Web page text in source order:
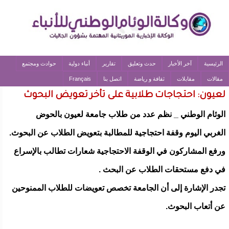
الرئيسية آخر الأخبار حدث وتعليق تقارير أنباء دولية حوادث ومجتمع
مقالات مقابلات ثقافة و رياضة اتصل بنا Français
لعيون: احتجاجات طلابية على تأخر تعويض البحوث
الوئام الوطني _ نظم عدد من طلاب جامعة لعيون بالحوض
الغربي اليوم وقفة احتجاجية للمطالبة بتعويض الطلاب عن البحوث.
ورفع المشاركون في الوقفة الاحتجاجية شعارات تطالب بالإسراع
في دفع مستحقات الطلاب عن البحث .
تجدر الإشارة إلى أن الجامعة تخصص تعويضات للطلاب الممنوحين
عن أتعاب البحوث.